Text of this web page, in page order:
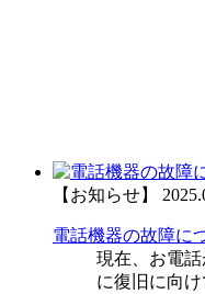
【お知らせ】
電話機器の故障に
現在、お電
に復旧に向